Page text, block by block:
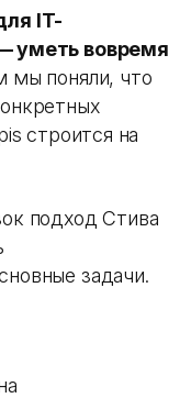
IT-
уметь вовремя
мы поняли, что
строится на
подход Стива
задачи.